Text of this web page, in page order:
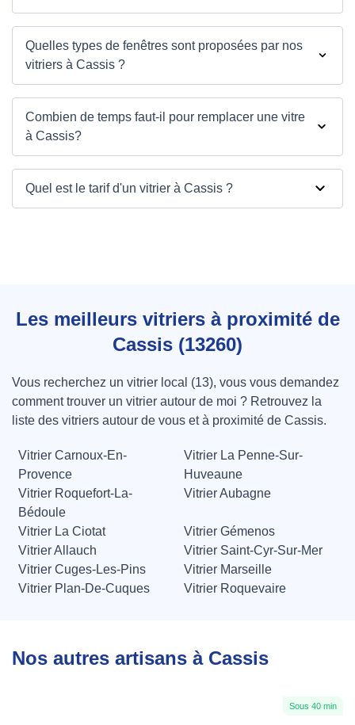
Quelles types de fenêtres sont proposées par nos
vitriers à Cassis ?
Combien de temps faut-il pour remplacer une vitre
à Cassis?
Quel est le tarif d'un vitrier à Cassis ?
Les meilleurs vitriers à proximité de
Cassis (13260)
Vous recherchez un vitrier local (13), vous vous demandez
comment trouver un vitrier autour de moi ? Retrouvez la
liste des vitriers autour de vous et à proximité de Cassis.
Vitrier Carnoux-En-
Provence
Vitrier La Penne-Sur-
Huveaune
Vitrier Roquefort-La-
Bédoule
Vitrier Aubagne
Vitrier La Ciotat
Vitrier Gémenos
Vitrier Allauch
Vitrier Saint-Cyr-Sur-Mer
Vitrier Cuges-Les-Pins
Vitrier Marseille
Vitrier Plan-De-Cuques
Vitrier Roquevaire
Nos autres artisans à Cassis
Sous 40 min